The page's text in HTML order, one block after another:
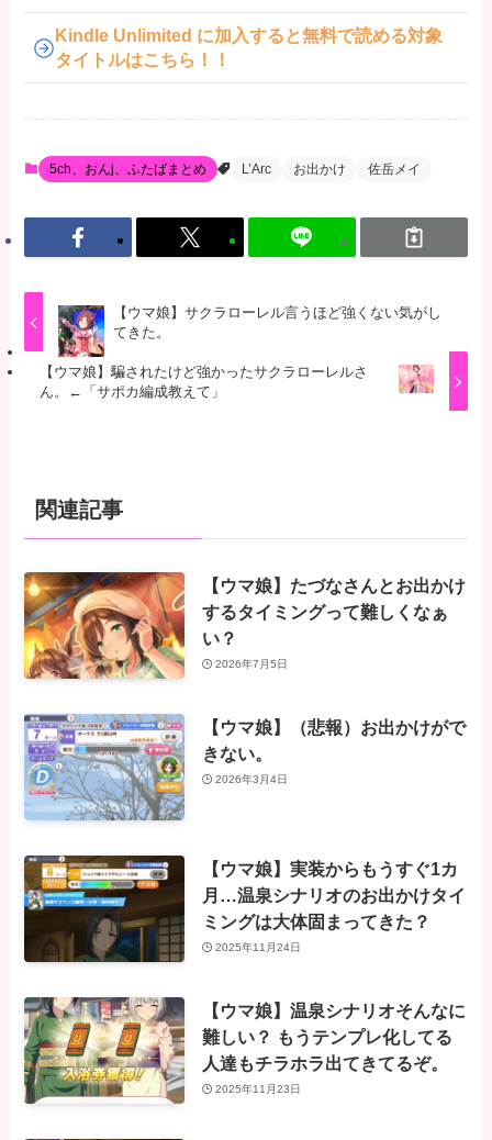
Kindle Unlimited に加入すると無料で読める対象
タイトルはこちら！！
5ch、おんj、ふたばまとめ L’Arc お出かけ 佐岳メイ
【ウマ娘】サクラローレル言うほど強くない気がし
てきた。
【ウマ娘】騙されたけど強かったサクラローレルさ
ん。←「サポカ編成教えて」
関連記事
【ウマ娘】たづなさんとお出かけ
するタイミングって難しくなぁ
い？
2026年7月5日
【ウマ娘】（悲報）お出かけがで
きない。
2026年3月4日
【ウマ娘】実装からもうすぐ1カ
月…温泉シナリオのお出かけタイ
ミングは大体固まってきた？
2025年11月24日
【ウマ娘】温泉シナリオそんなに
難しい？ もうテンプレ化してる
人達もチラホラ出てきてるぞ。
2025年11月23日